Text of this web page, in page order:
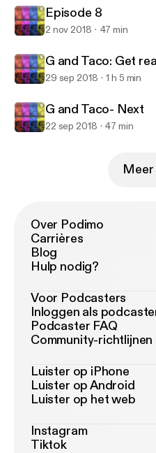
Moore and Silva
Episode 8
2 nov 2018 47 min
G and Taco: Get
29 sep 2018 1 h 5 min
G and Taco- Next
22 sep 2018 47 min
Over Podimo
Carrières
Blog
Hulp nodig?
Voor Podcasters
Inloggen als
Podcaster FAQ
Community-richtlijnen
Luister op iPhone
Luister op Android
Luister op het web
Instagram
Tiktok